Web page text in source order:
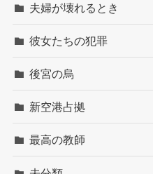
夫婦が壊れるとき
彼女たちの犯罪
後宮の烏
新空港占拠
最高の教師